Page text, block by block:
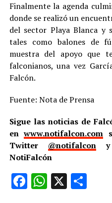
Finalmente la agenda
donde se realizó un
del sector Playa Blanca y
tales como balones de
muestra del apoyo que
falconianos, una vez
Falcón.
Fuente: Nota de Prensa
Sigue las noticias de
enwww.notifalcon.com
Twitter @notifalcon y
NotiFalcón
Facebook
WhatsApp
X